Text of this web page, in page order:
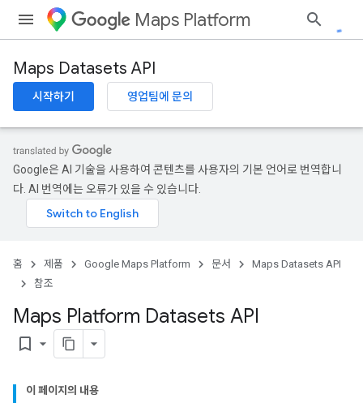
Maps Platform
Maps Datasets API
시작하기 영업팀에 문의
Google은 AI 기술을 사용하여 콘텐츠를 사용자의 기본 언어로 번역합니
다. AI 번역에는 오류가 있을 수 있습니다.
홈 제품 Google Maps Platform 문서
Maps Datasets API
참조
Maps Platform Datasets API
bookmark_border
이 페이지의 내용